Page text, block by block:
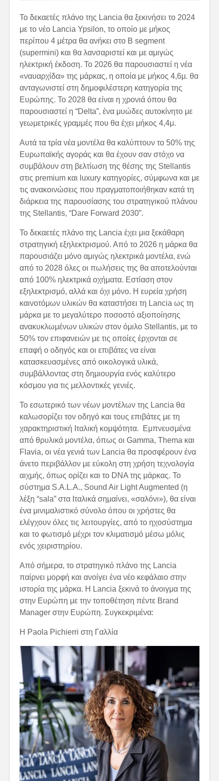
Το δεκαετές πλάνο της Lancia θα ξεκινήσει το 2024
με το νέο Lancia Ypsilon, το οποίο με μήκος
περίπου 4 μέτρα θα ανήκει στο B segment
(supermini) και θα λανσαριστεί και με αμιγώς
ηλεκτρική έκδοση. Το 2026 θα παρουσιαστεί η νέα
«ναυαρχίδα» της μάρκας, η οποία με μήκος 4,6μ. θα
ανταγωνιστεί στη δημοφιλέστερη κατηγορία της
Ευρώπης. To 2028 θα είναι η χρονιά όπου θα
παρουσιαστεί η “Delta”, ένα μυώδες αυτοκίνητο με
γεωμετρικές γραμμές που θα έχει μήκος 4,4μ.
Αυτά τα τρία νέα μοντέλα θα καλύπτουν το 50% της
Ευρωπαϊκής αγοράς και θα έχουν σαν στόχο να
συμβάλουν στη βελτίωση της θέσης της Stellantis
στις premium και luxury κατηγορίες, σύμφωνα και με
τις ανακοινώσεις που πραγματοποιήθηκαν κατά τη
διάρκεια της παρουσίασης του στρατηγικού πλάνου
της Stellantis, “Dare Forward 2030”.
Το δεκαετές πλάνο της Lancia έχει μια ξεκάθαρη
στρατηγική εξηλεκτρισμού. Από το 2026 η μάρκα θα
παρουσιάζει μόνο αμιγώς ηλεκτρικά μοντέλα, ενώ
από το 2028 όλες οι πωλήσεις της θα αποτελούνται
από 100% ηλεκτρικά οχήματα. Εστίαση στον
εξηλεκτρισμό, αλλά και όχι μόνο. Η ευρεία χρήση
καινοτόμων υλικών θα καταστήσει τη Lancia ως τη
μάρκα με το μεγαλύτερο ποσοστό αξιοποίησης
ανακυκλωμένων υλικών στον όμιλο Stellantis, με το
50% τον επιφανειών με τις οποίες έρχονται σε
επαφή ο οδηγός και οι επιβάτες να είναι
κατασκευασμένες από οικολογικά υλικά,
συμβάλλοντας στη δημιουργία ενός καλύτερο
κόσμου για τις μελλοντικές γενιές.
Το εσωτερικό των νέων μοντέλων της Lancia θα
καλωσορίζει τον οδηγό και τους επιβάτες με τη
χαρακτηριστική Ιταλική κομψότητα. Εμπνευσμένα
από θρυλικά μοντέλα, όπως οι Gamma, Thema και
Flavia, οι νέα γενιά των Lancia θα προσφέρουν ένα
άνετο περιβάλλον με εύκολη στη χρήση τεχνολογία
αιχμής, όπως ορίζει και το DNA της μάρκας. Το
σύστημα S.A.L.A., Sound Air Light Augmented (η
λέξη “sala” στα Ιταλικά σημαίνει, «σαλόνι»), θα είναι
ένα μινιμαλιστικό σύνολο όπου οι χρήστες θα
ελέγχουν όλες τις λειτουργίες, από το ηχοσύστημα
και το φωτισμό μέχρι τον κλιματισμό μέσω μόλις
ενός χειριστηρίου.
Από σήμερα, το στρατηγικό πλάνο της Lancia
παίρνει μορφή και ανοίγει ένα νέο κεφάλαιο στην
ιστορία της μάρκα. Η Lancia ξεκινά το άνοιγμα της
στην Ευρώπη με την τοποθέτηση πέντε Brand
Manager στην Ευρώπη. Συγκεκριμένα:
Η Paola Pichierri στη Γαλλία